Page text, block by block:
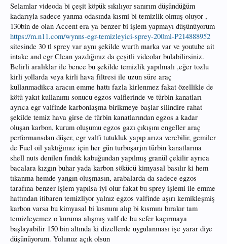
Selamlar videoda bi çeşit köpük sıkılıyor sanırım düşündüğüm
kadarıyla sadece yanma odasında kısmi bi temizlik olmuş oluyor ,
130bin de olan Accent era ya benzer bi işlem yapmayı düşünüyorum
https://m.n11.com/wynns-egr-temizleyici-sprey-200ml-P214888952
sitesinde 30 tl sprey var aynı şekilde wurth marka var ve youtube ait
intake and egr Clean yazdığınız da çeşitli videolar bulabilirsiniz.
Belirli aralıklar ile bence bu şekilde temizlik yapılmalı ,eğer tozlu
kirli yollarda veya kirli hava filtresi ile uzun süre araç
kullanmadikca aracın emme hattı fazla kirlenmez fakat özellikle de
kötü yakıt kullanımı sonucu egzos valflerinde ve türbin kanatları
ayrıca egr valfinde karbonlaşma birikmeye başlar silindire rahat
şekilde temiz hava girse de türbin kanatlarından egzos a kadar
oluşan karbon, kurum oluşumu egzos gazı çıkışını engeller araç
performansdan düşer, egr valfi tutukluk yapıp arıza verebilir, gemiler
de Fuel oil yaktığımız için her gün turboşarjın türbin kanatlarına
shell nuts denilen fındık kabuğundan yapılmış granül çekilir ayrıca
bacalara kızgın buhar yada karbon sökücü kimyasal basılır ki hem
tıkanma hemde yangın oluşmasın, arabalarda da sadece egzos
tarafına benzer işlem yapılsa iyi olur fakat bu sprey işlemi ile emme
hattından itibaren temizliyor yalnız egzos valfinde aşırı kemikleşmiş
karbon varsa bu kimyasal bi kısmını alıp bi kısmını bırakır tam
temizleyemez o kuruma alışmış valf de bu sefer kaçırmaya
başlayabilir 150 bin altında ki dizellerde uygulanması işe yarar diye
düşünüyorum. Yolunuz açık olsun